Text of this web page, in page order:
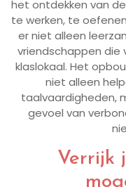
het ontdekken van
te werken, te
er niet alleen
vriendschappen die
klaslokaal. Het
niet alleen
taalvaardigheden,
gevoel van
Verrijk